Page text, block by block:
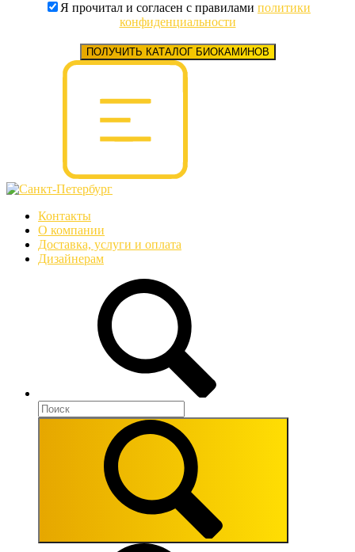
Я прочитал и согласен с правилами политики
конфиденциальности
ПОЛУЧИТЬ КАТАЛОГ БИОКАМИНОВ
Контакты
О компании
Доставка, услуги и оплата
Дизайнерам